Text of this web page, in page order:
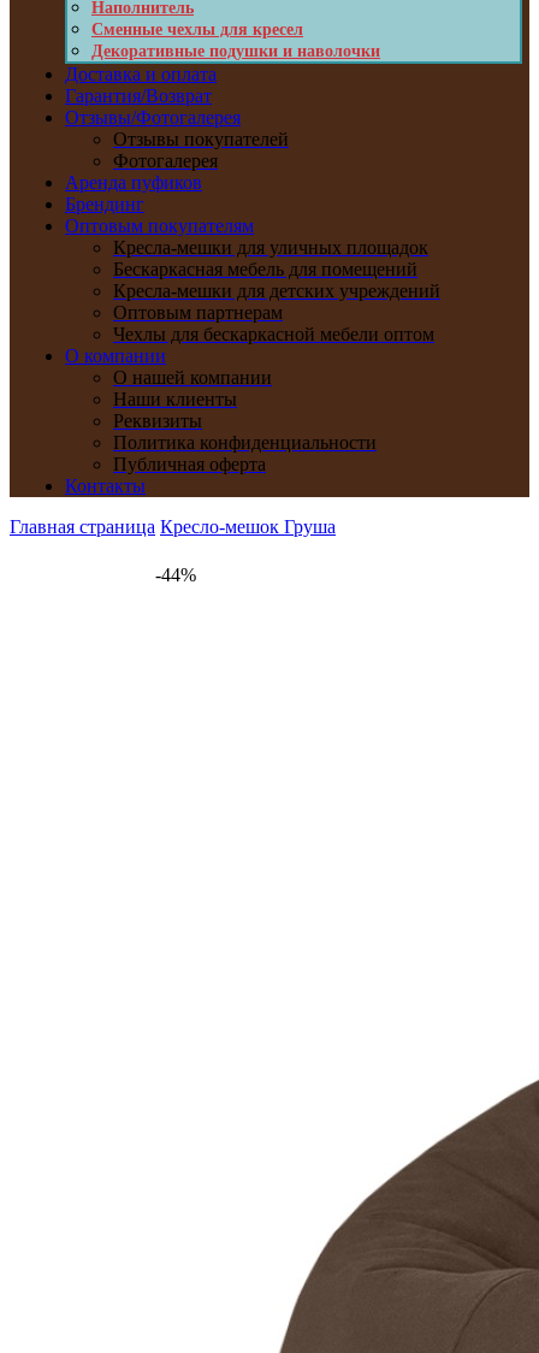
Наполнитель
Сменные чехлы для кресел
Декоративные подушки и наволочки
Доставка и оплата
Гарантия/Возврат
Отзывы/Фотогалерея
Отзывы покупателей
Фотогалерея
Аренда пуфиков
Брендинг
Оптовым покупателям
Кресла-мешки для уличных площадок
Бескаркасная мебель для помещений
Кресла-мешки для детских учреждений
Оптовым партнерам
Чехлы для бескаркасной мебели оптом
О компании
О нашей компании
Наши клиенты
Реквизиты
Политика конфиденциальности
Публичная оферта
Контакты
Главная страница Кресло-мешок Груша
-44%